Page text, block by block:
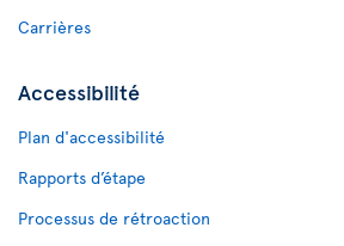
Carrières
Accessibilité
Plan d'accessibilité
Rapports d’étape
Processus de rétroaction